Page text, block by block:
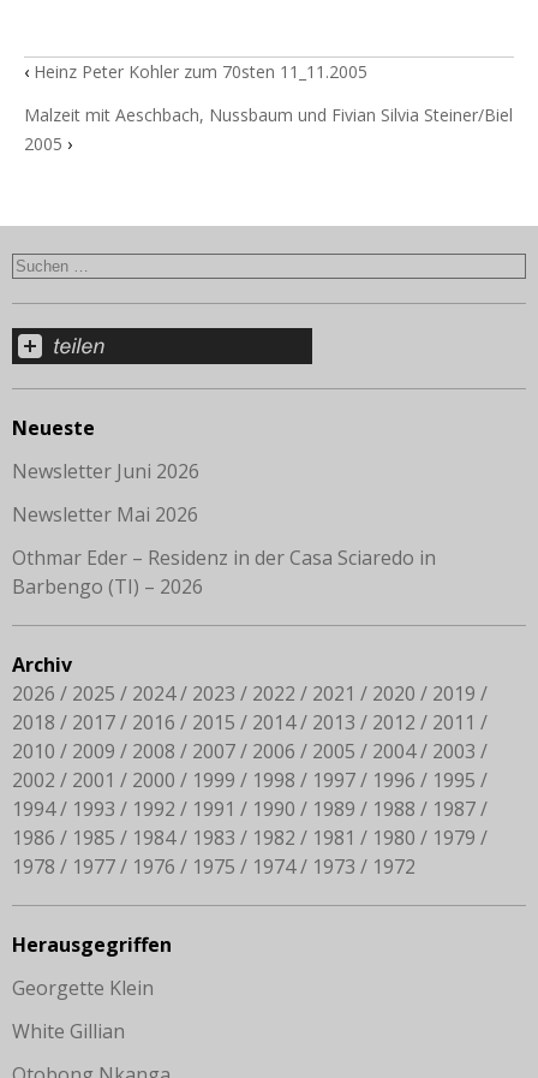
‹ Heinz Peter Kohler zum 70sten 11_11.2005
Malzeit mit Aeschbach, Nussbaum und Fivian Silvia Steiner/Biel
2005 ›
Neueste
Newsletter Juni 2026
Newsletter Mai 2026
Othmar Eder – Residenz in der Casa Sciaredo in
Barbengo (TI) – 2026
Archiv
2026
2025 2024 2023 2022 2021 2020
2019
2018
2017 2016 2015 2014 2013 2012
2011
2010
2009 2008 2007 2006 2005 2004
2003
2002
2001 2000 1999 1998 1997 1996
1995
1994
1993 1992 1991 1990 1989 1988
1987
1986
1985 1984 1983 1982 1981 1980
1979
1978
1977 1976 1975 1974 1973 1972
Herausgegriffen
Georgette Klein
White Gillian